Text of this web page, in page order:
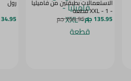
الاستعمالات بطبقتين من فاميليا
- XXL - 1 قطعة
135.95 جم 164.95 جم
رول
134.95